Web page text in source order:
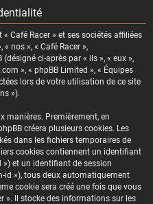
Café Racer » et ses sociétés affiliées
nos », « Café Racer »,
ci-après par « ils », « eux »,
», « phpBB Limited », « Équipes
lors de votre utilisation de ce site
»).
manières. Premièrement, en
créera plusieurs cookies. Les
dans les fichiers temporaires de
cookies contiennent un identifiant
») et un identifiant de session
id »), tous deux automatiquement
cookie sera créé une fois que vous
». Il stocke des informations sur les